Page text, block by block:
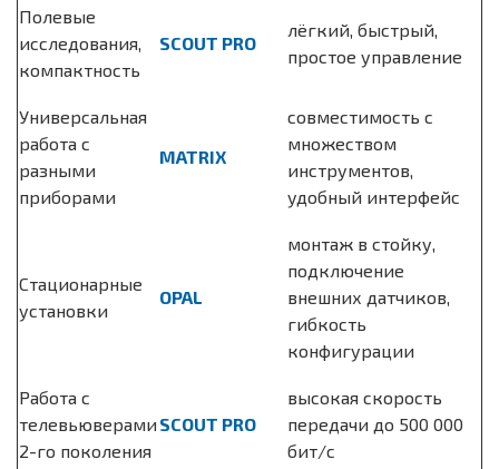
Полевые
исследования,
компактность
SCOUT PRO
лёгкий, быстрый,
простое управление
Универсальная
работа с
разными
приборами
MATRIX
совместимость с
множеством
инструментов,
удобный интерфейс
Стационарные
установки
OPAL
монтаж в стойку,
подключение
внешних датчиков,
гибкость
конфигурации
Работа с
телевьюверами
2-го поколения
SCOUT PRO
высокая скорость
передачи до 500 000
бит/с